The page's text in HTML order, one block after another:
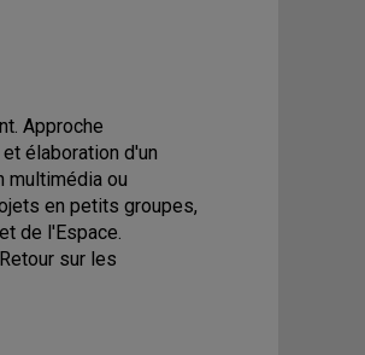
Approche
élaboration d'un
multimédia ou
en petits groupes,
de l'Espace.
sur les